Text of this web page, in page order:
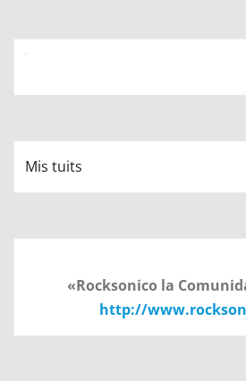
Mis tuits
«Rocksonico la
http://